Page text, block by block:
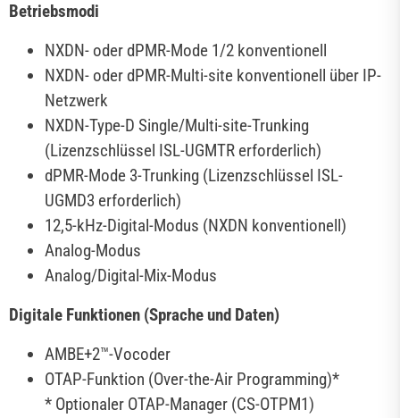
Betriebsmodi
NXDN- oder dPMR-Mode 1/2 konventionell
NXDN- oder dPMR-Multi-site konventionell über IP-
Netzwerk
NXDN-Type-D Single/Multi-site-Trunking
(Lizenzschlüssel ISL-UGMTR erforderlich)
dPMR-Mode 3-Trunking (Lizenzschlüssel ISL-
UGMD3 erforderlich)
12,5-kHz-Digital-Modus (NXDN konventionell)
Analog-Modus
Analog/Digital-Mix-Modus
Digitale Funktionen (Sprache und Daten)
AMBE+2™-Vocoder
OTAP-Funktion (Over-the-Air Programming)*
* Optionaler OTAP-Manager (CS-OTPM1)